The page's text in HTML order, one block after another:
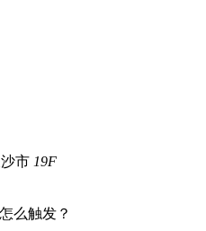
市 19F
么触发？